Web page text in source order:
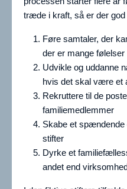
træde i kraft, så er der god
Føre samtaler, der
der er mange følelser
Udvikle og uddanne
hvis det skal være et
Rekruttere til de
familiemedlemmer
Skabe et
stifter
Dyrke et
andet end